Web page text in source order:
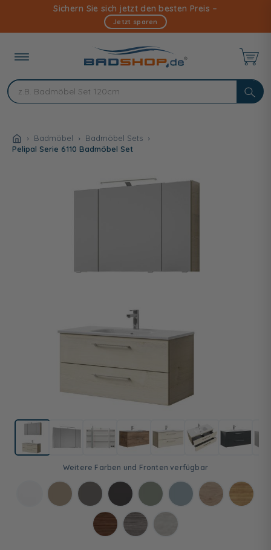
Inhalt
Sichern Sie sich jetzt den besten Preis –
Jetzt sparen
Badmöbel
Badmöbel Sets
Pelipal Serie 6110 Badmöbel Set